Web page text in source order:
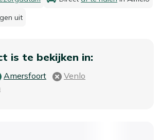
uit
is te bekijken in:
Amersfoort
Venlo